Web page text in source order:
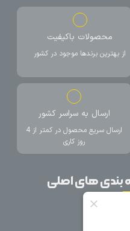
محصولات باکیفیت
از بهترین برندها موجود در کشور
ارسال به سراسر کشور
ارسال سریع محصول در کمتر از 4
روز کاری
بندی های اصلی